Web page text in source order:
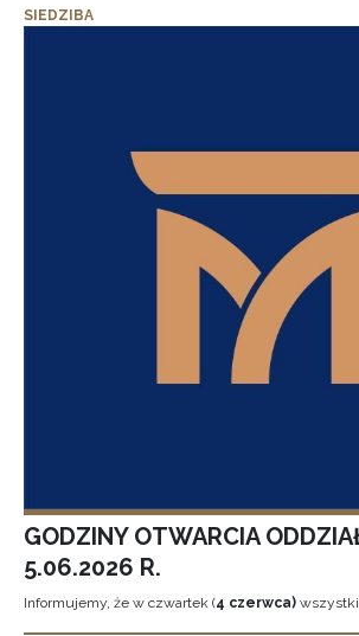
SIEDZIBA
GODZINY OTWARCIA
5.06.2026 R.
Informujemy, że w czwartek (4 czerwca)